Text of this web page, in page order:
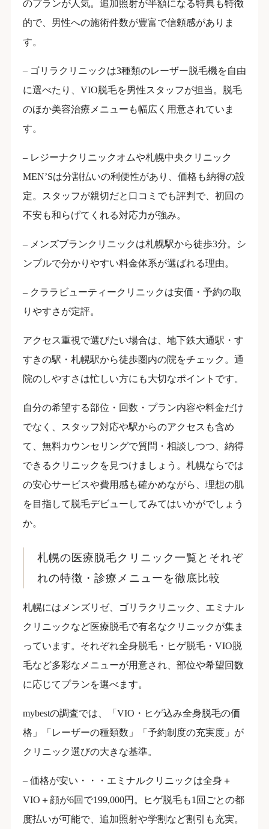
のプランが人気。追加照射が半額になる特典も特徴
的で、男性への施術件数が豊富で信頼感がありま
す。
– ゴリラクリニックは3種類のレーザー脱毛機を自由
に選べたり、VIO脱毛を男性スタッフが担当。脱毛
のほか美容治療メニューも幅広く用意されていま
す。
– レジーナクリニックオムや札幌中央クリニック
MEN’Sは分割払いの利便性があり、価格も納得の設
定。スタッフが親切だと口コミでも評判で、初回の
不安も和らげてくれる対応力が強み。
– メンズブランクリニックは札幌駅から徒歩3分。シ
ンプルで分かりやすい料金体系が選ばれる理由。
– クララビューティークリニックは安価・予約の取
りやすさが定評。
アクセス重視で選びたい場合は、地下鉄大通駅・す
すきの駅・札幌駅から徒歩圏内の院をチェック。通
院のしやすさは忙しい方にも大切なポイントです。
自分の希望する部位・回数・プラン内容や料金だけ
でなく、スタッフ対応や駅からのアクセスも含め
て、無料カウンセリングで質問・相談しつつ、納得
できるクリニックを見つけましょう。札幌ならでは
の安心サービスや費用感も確かめながら、理想の肌
を目指して脱毛デビューしてみてはいかがでしょう
か。
札幌の医療脱毛クリニック一覧とそれぞ
れの特徴・診療メニューを徹底比較
札幌にはメンズリゼ、ゴリラクリニック、エミナル
クリニックなど医療脱毛で有名なクリニックが集ま
っています。それぞれ全身脱毛・ヒゲ脱毛・VIO脱
毛など多彩なメニューが用意され、部位や希望回数
に応じてプランを選べます。
mybestの調査では、「VIO・ヒゲ込み全身脱毛の価
格」「レーザーの種類数」「予約制度の充実度」が
クリニック選びの大きな基準。
– 価格が安い・・・エミナルクリニックは全身＋
VIO＋顔が6回で199,000円。ヒゲ脱毛も1回ごとの都
度払いが可能で、追加照射や学割など割引も充実。